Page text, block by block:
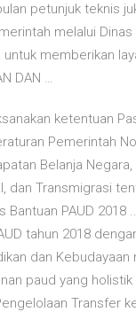
petunjuk teknis
melalui
memberikan
DAN …
ketentuan
Pemerintah
Belanja
dan Transmigrasi
PAUD 2018
tahun 2018
dan
paud yang holistik
Transfer